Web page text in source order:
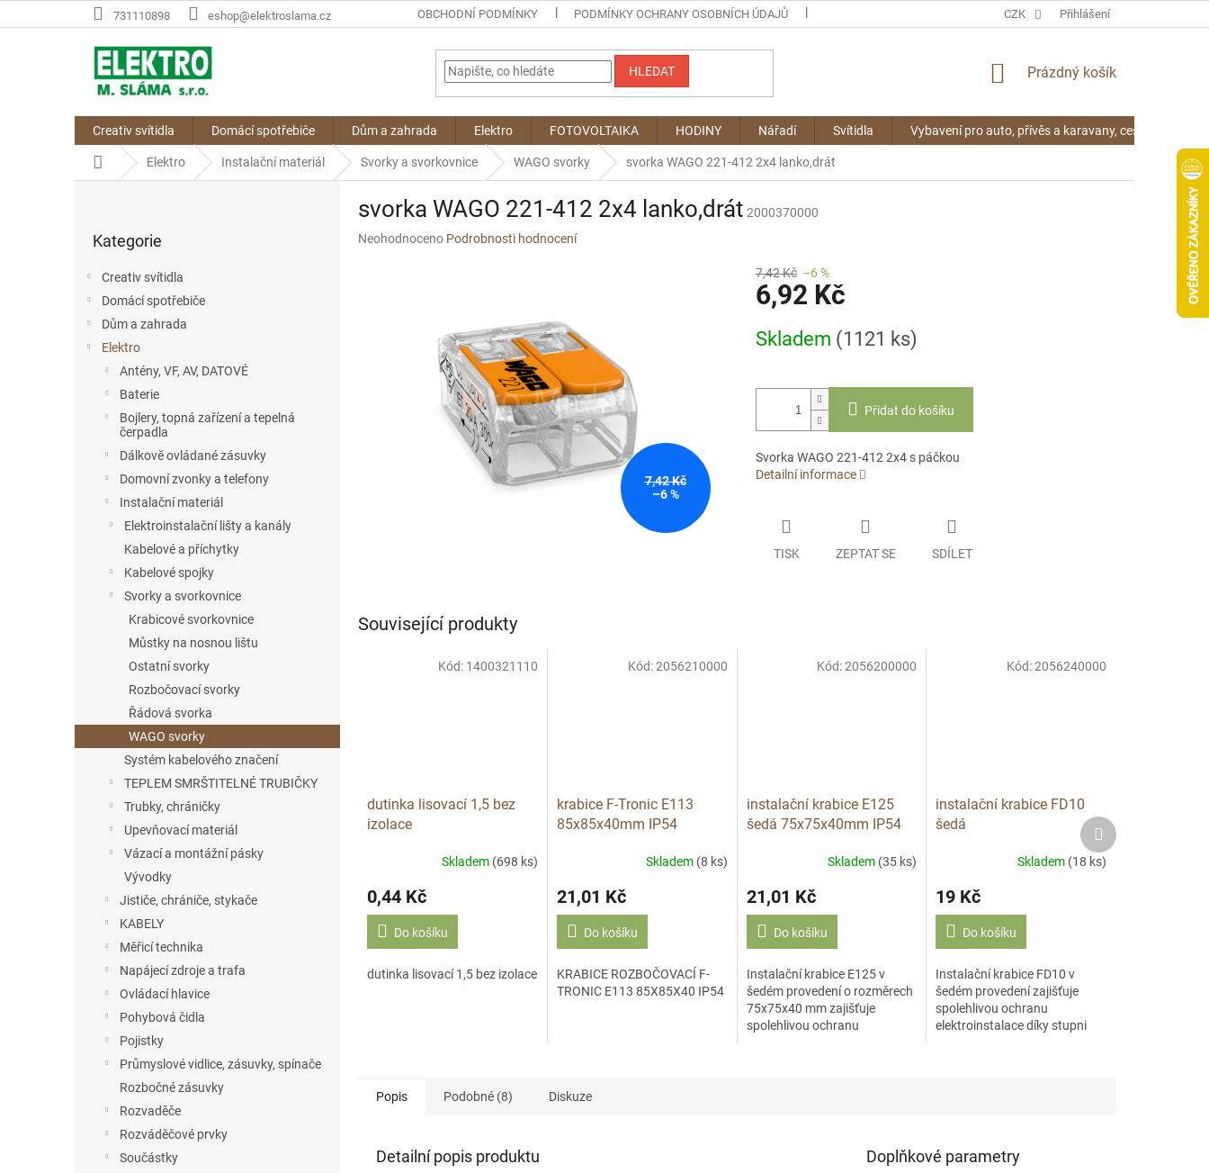
na
731110898 eshop@elektroslama.cz OBCHODNÍ PODMÍNKY PODMÍNKY OCHRANY OSOBNÍCH ÚDAJŮ CZK Přihlášení
HLEDAT
NÁKUPNÍ
Prázdný košík
Creativ svítidla Domácí spotřebiče Dům a zahrada Elektro FOTOVOLTAIKA HODINY Nářadí Svítidla Vybavení pro auto, přívěs a karavany, cestování
Domů Elektro Instalační materiál Svorky a svorkovnice WAGO svorky svorka WAGO 221-412 2x4 lanko,drát
kategorie
Kategorie
Creativ svítidla
Domácí spotřebiče
Dům a zahrada
Elektro
Antény, VF, AV, DATOVÉ
Baterie
Bojlery, topná zařízení a tepelná
čerpadla
Dálkově ovládané zásuvky
Domovní zvonky a telefony
Instalační materiál
Elektroinstalační lišty a kanály
Kabelové a příchytky
Kabelové spojky
Svorky a svorkovnice
Krabicové svorkovnice
Můstky na nosnou lištu
Ostatní svorky
Rozbočovací svorky
Řádová svorka
WAGO svorky
Systém kabelového značení
TEPLEM SMRŠTITELNÉ TRUBIČKY
Trubky, chráničky
Upevňovací materiál
Vázací a montážní pásky
Vývodky
Jističe, chrániče, stykače
KABELY
Měřicí technika
Napájecí zdroje a trafa
Ovládací hlavice
Pohybová čidla
Pojistky
Průmyslové vidlice, zásuvky, spínače
Rozbočné zásuvky
Rozvaděče
Rozváděčové prvky
Součástky
svorka WAGO 221-412 2x4 lanko,drát 2000370000
Průměrné
Neohodnoceno Podrobnosti hodnocení
7,42 Kč
–6 %
7,42 Kč –6 %
6,92 Kč
cena:
Skladem (1121 ks)
Přidat do košíku
Svorka WAGO 221-412 2x4 s páčkou
Detailní informace
TISK ZEPTAT SE SDÍLET
Související produkty
dutinka lisovací 1,5 bez
izolace
Skladem (698 ks)
0,44 Kč
Do košíku
dutinka lisovací 1,5 bez izolace
Kód: 1400321110
krabice F-Tronic E113
85x85x40mm IP54
Skladem (8 ks)
21,01 Kč
Do košíku
KRABICE ROZBOČOVACÍ F-
TRONIC E113 85X85X40 IP54
Kód:2056210000
instalační krabice E125
šedá 75x75x40mm IP54
Skladem (35 ks)
21,01 Kč
Do košíku
Instalační krabice E125 v
šedém provedení o rozměrech
75x75x40 mm zajišťuje
spolehlivou ochranu
Kód:2056200000
instalační krabice FD10
šedá
Skladem (18 ks)
19 Kč
Do košíku
Instalační krabice FD10 v
šedém provedení zajišťuje
spolehlivou ochranu
elektroinstalace díky stupni
Kód:2056240000
Další
produkt
Popis Podobné (8) Diskuze
Detailní popis produktu Doplňkové parametry